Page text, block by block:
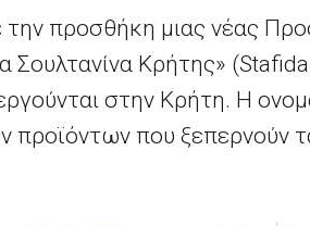
την προσθήκη μιας νέας
Σουλτανίνα Κρήτης»
στην Κρήτη. Η
προϊόντων που ξεπερνούν